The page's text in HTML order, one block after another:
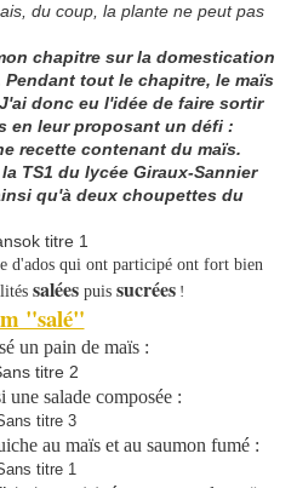
du coup, la plante ne peut pas
chapitre sur la domestication
Pendant tout le chapitre, le maïs
donc eu l'idée de faire sortir
en leur proposant un défi :
recette contenant du maïs.
TS1 du lycée Giraux-Sannier
qu'à deux choupettes du
d'ados qui ont participé ont fort bien
salées puis sucrées !
"salé"
un pain de maïs :
une salade composée :
au maïs et au saumon fumé :